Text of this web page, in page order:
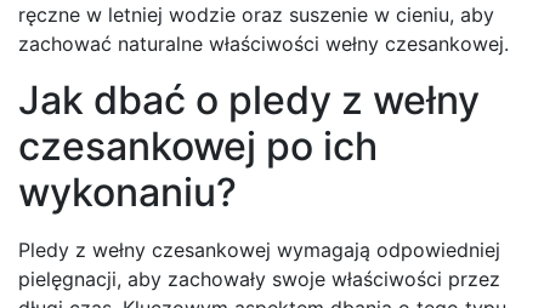
ręczne w letniej wodzie oraz suszenie w cieniu, aby
zachować naturalne właściwości wełny czesankowej.
Jak dbać o pledy z wełny
czesankowej po ich
wykonaniu?
Pledy z wełny czesankowej wymagają odpowiedniej
pielęgnacji, aby zachowały swoje właściwości przez